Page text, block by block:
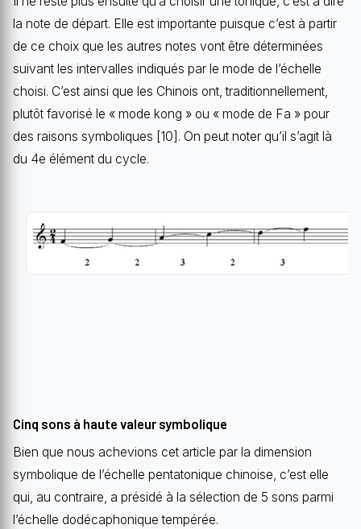
la note de départ. Elle est importante puisque c’est à partir
de ce choix que les autres notes vont être déterminées
suivant les intervalles indiqués par le mode de l’échelle
choisi. C’est ainsi que les Chinois ont, traditionnellement,
plutôt favorisé le « mode kong » ou « mode de Fa » pour
des raisons symboliques [10]. On peut noter qu’il s’agit là
du 4e élément du cycle.
Cinq sons à haute valeur symbolique
Bien que nous achevions cet article par la dimension
symbolique de l’échelle pentatonique chinoise, c’est elle
qui, au contraire, a présidé à la sélection de 5 sons parmi
l’échelle dodécaphonique tempérée.